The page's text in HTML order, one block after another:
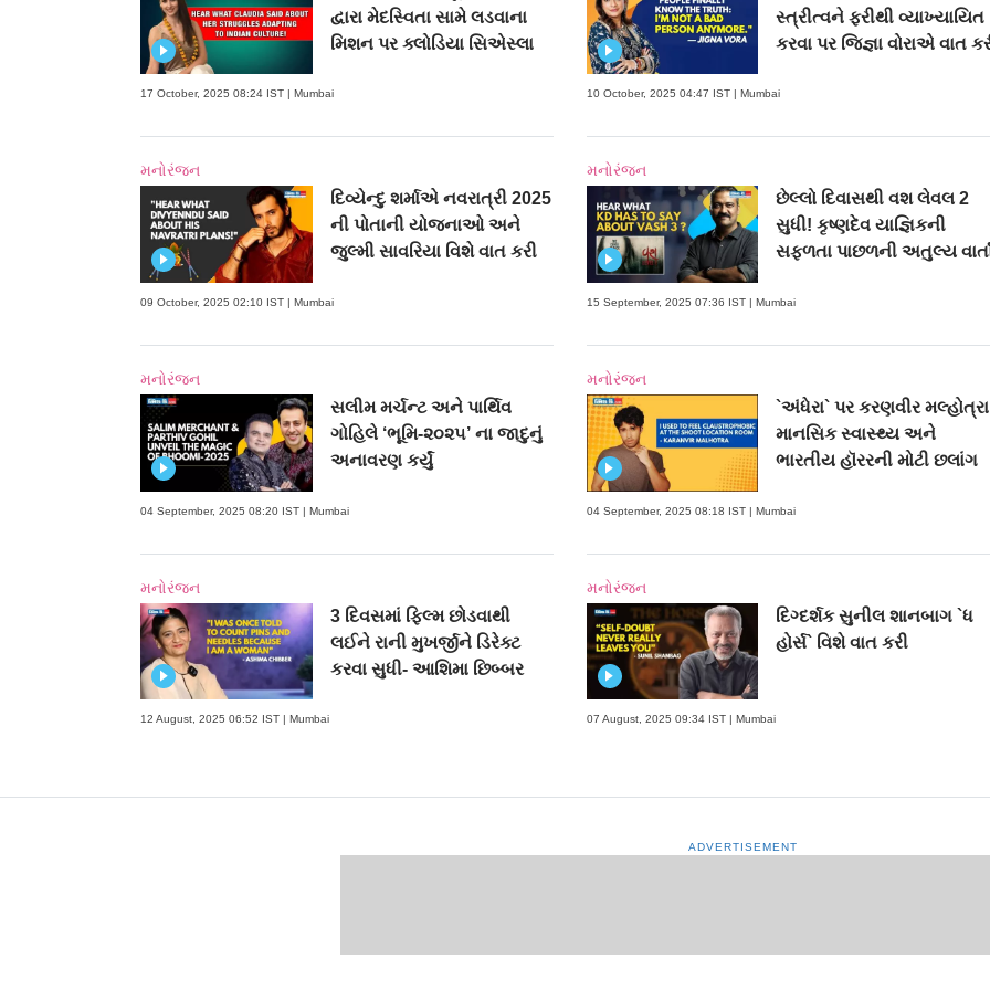
દ્વારા મેદસ્વિતા સામે લડવાના
મિશન પર ક્લોડિયા સિએસ્લા
17 October, 2025 08:24 IST | Mumbai
સ્ત્રીત્વને ફરીથી વ્યાખ્યાયિત
કરવા પર જિજ્ઞા વોરાએ વાત
10 October, 2025 04:47 IST | Mumbai
મનોરંજન
દિવ્યેન્દુ શર્માએ નવરાત્રી 2025
ની પોતાની યોજનાઓ અને
જુલ્મી સાવરિયા વિશે વાત કરી
09 October, 2025 02:10 IST | Mumbai
મનોરંજન
છેલ્લો દિવાસથી વશ લેવલ 2
સુધી! કૃષ્ણદેવ યાજ્ઞિકની
સફળતા પાછળની અતુલ્ય
15 September, 2025 07:36 IST | Mumbai
મનોરંજન
સલીમ મર્ચન્ટ અને પાર્થિવ
ગોહિલે ‘ભૂમિ-૨૦૨૫’ ના જાદુનું
અનાવરણ કર્યું
04 September, 2025 08:20 IST | Mumbai
મનોરંજન
`અંધેરા` પર કરણવીર
માનસિક સ્વાસ્થ્ય અને
ભારતીય હૉરરની મોટી છલાંગ
04 September, 2025 08:18 IST | Mumbai
મનોરંજન
3 દિવસમાં ફિલ્મ છોડવાથી
લઈને રાની મુખર્જીને ડિરેક્ટ
કરવા સુધી- આશિમા છિબ્બર
12 August, 2025 06:52 IST | Mumbai
મનોરંજન
દિગ્દર્શક સુનીલ શાનબાગ `ધ
હોર્સ` વિશે વાત કરી
07 August, 2025 09:34 IST | Mumbai
ADVERTISEMENT